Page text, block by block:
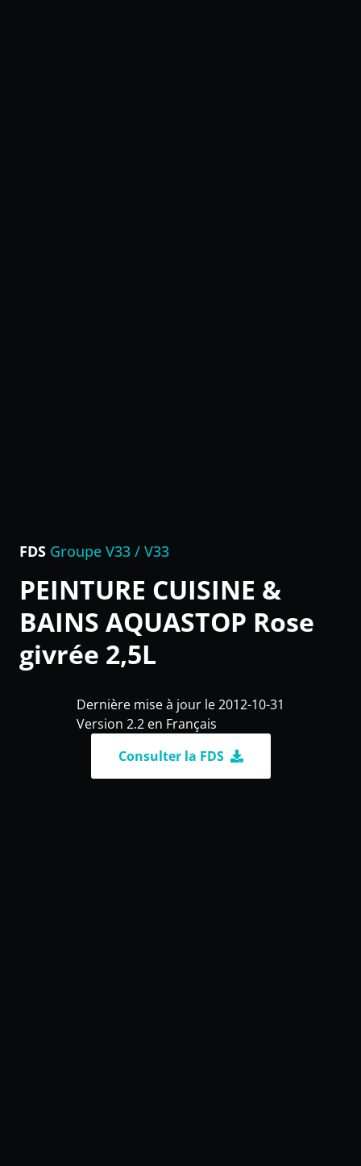
PEINTURE CUISINE &
BAINS AQUASTOP Rose
givrée 2,5L
FDS Groupe V33 / V33
Dernière mise à jour le 2012-10-31
Version 2.2 en Français
Consulter la FDS